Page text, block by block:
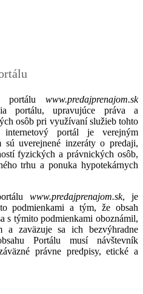
portálu www.predajprenajom.sk
portálu, upravujúce práva a
osôb pri využívaní služieb tohto
internetový portál je verejným
uverejnené inzeráty o predaji,
fyzických a právnických osôb,
trhu a ponuka hypotekárnych
www.predajprenajom.sk, je
podmienkami a tým, že obsah
s týmito podmienkami oboznámil,
a zaväzuje sa ich bezvýhradne
Portálu musí návštevník
právne predpisy, etické a